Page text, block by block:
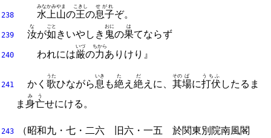
238 水上山
みなかみやま
の王
こきし
の息子
せがれ
ぞ。
239 汝
な
が如
ごと
きいやしき 鬼
おに
の果
は
てならず
240 われには厳
いづ
の力
ちから
ありけり』
241 かく歌
うた
ひながら息
いき
も絶
た
え絶
だ
えに、其
その
場
ば
に打伏
うちふ
したるま
ま 身
み
亡
う
せにける。
243 （昭和九・七・二六 旧六・一五 於関東別院南風閣